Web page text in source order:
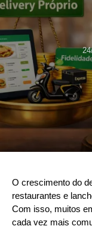
O crescimento do
restaurantes e
Com isso, muitos
cada vez mais